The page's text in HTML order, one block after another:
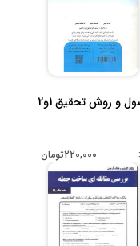
و روش تحقیق 1و2
220,000تومان